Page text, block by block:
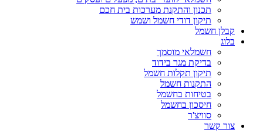
תכנון והתקנת מערכות בית חכם
תיקון דודי חשמל ושמש
קבלן חשמל
בלוג
חשמלאי מוסמך
בדיקת מגר בידוד
תיקון תקלות חשמל
התקנות חשמל
בטיחות בחשמל
חיסכון בחשמל
סוויצ'ר
צור קשר